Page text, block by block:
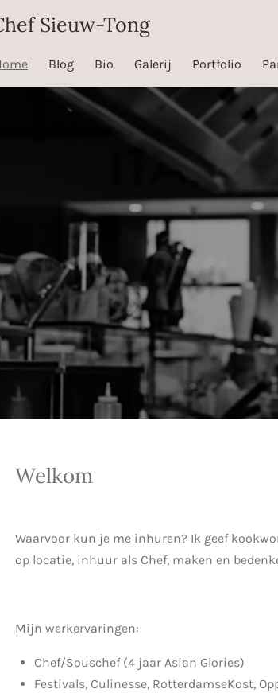
Sieuw-Tong
Blog Bio Galerij Portfolio
Welkom
Waarvoor kun je me inhuren? Ik geef
op locatie, inhuur als Chef, maken en
Mijn werkervaringen:
Chef/Souschef (4 jaar Asian Glories)
Festivals, Culinesse, RotterdamseKost,